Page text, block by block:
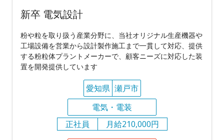
新卒 電気設計
粉や粒を取り扱う産業分野に、当社オリジナル生産機器や
工場設備を営業から設計製作施工まで一貫して対応、提供
する粉粒体プラントメーカーで、顧客ニーズに対応した装
置を開発提供しています
愛知県 瀬戸市
電気・電装
正社員
月給210,000円